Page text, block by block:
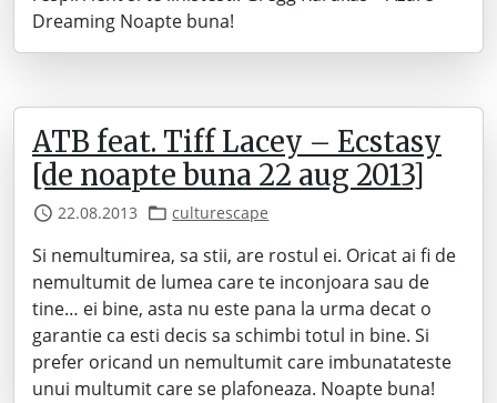
Dreaming Noapte buna!
ATB feat. Tiff Lacey – Ecstasy
[de noapte buna 22 aug 2013]
22.08.2013 culturescape
Si nemultumirea, sa stii, are rostul ei. Oricat ai fi de
nemultumit de lumea care te inconjoara sau de
tine… ei bine, asta nu este pana la urma decat o
garantie ca esti decis sa schimbi totul in bine. Si
prefer oricand un nemultumit care imbunatateste
unui multumit care se plafoneaza. Noapte buna!